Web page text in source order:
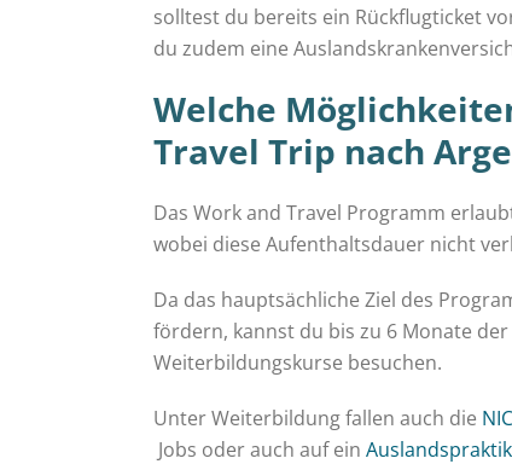
solltest du bereits ein Rückflugticket
du zudem eine
Welche
Travel Trip nach
Das Work and Travel Programm
wobei diese Aufenthaltsdauer nicht
Da das hauptsächliche Ziel des
fördern, kannst du bis zu 6 Monate
Weiterbildungskurse besuchen.
Unter Weiterbildung fallen auch die
Jobs oder auch auf ein